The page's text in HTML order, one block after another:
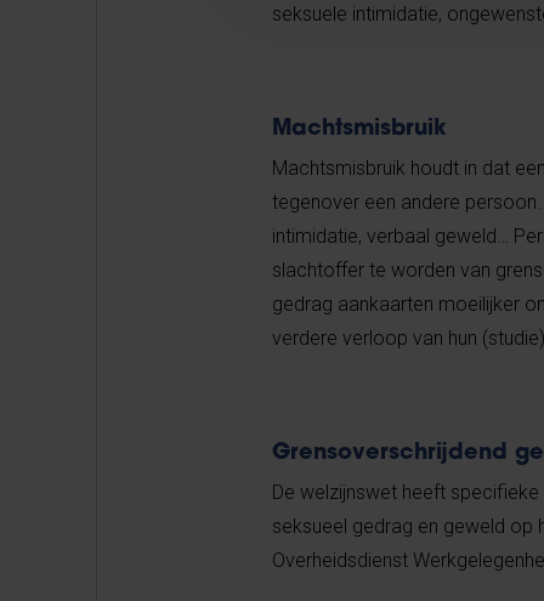
seksuele intimidatie,
Machtsmisbruik
Machtsmisbruik houdt in dat
tegenover een andere
intimidatie, verbaal geweld…
slachtoffer te worden van
gedrag aankaarten moeilijker
verdere verloop van hun
Grensoverschrijdend
De welzijnswet heeft
seksueel gedrag en geweld op
Overheidsdienst